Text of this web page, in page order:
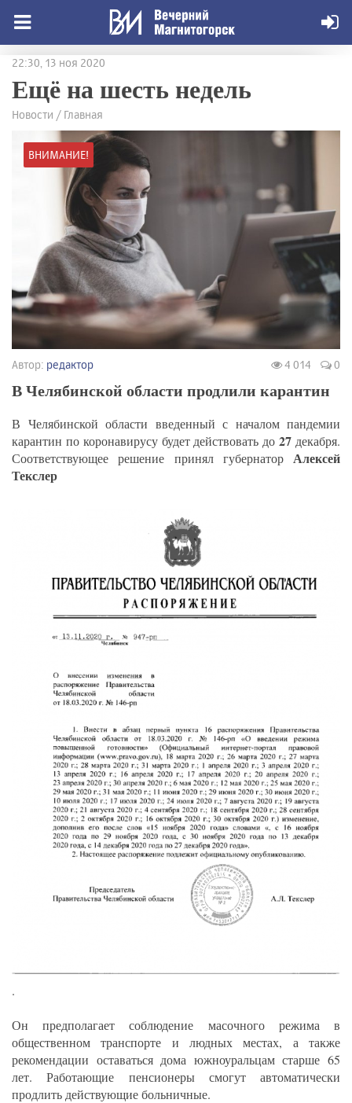
22:30, 13 ноя 2020
Ещё на шесть недель
Новости / Главная
ВНИМАНИЕ!
Автор: редактор 4 014 0
В Челябинской области продлили карантин
В Челябинской области введенный с началом пандемии
карантин по коронавирусу будет действовать до27декабря.
Соответствующее решение принял губернаторАлексей
Текслер
.
Он предполагает соблюдение масочного режима в
общественном транспорте и людных местах, а также
рекомендации оставаться дома южноуральцам старше 65
лет. Работающие пенсионеры смогут автоматически
продлить действующие больничные.